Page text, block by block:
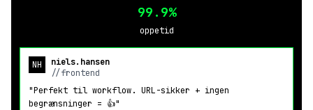
99.9%
oppetid
NH
niels.hansen
//frontend
"Perfekt til workflow. URL-sikker + ingen
begrænsninger = 👍"